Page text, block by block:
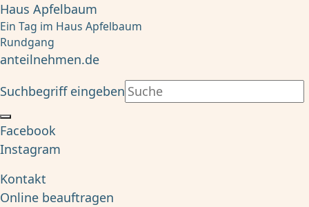
Haus Apfelbaum
Ein Tag im Haus Apfelbaum
Rundgang
anteilnehmen.de
Suchbegriff eingeben
Facebook
Instagram
Kontakt
Online beauftragen